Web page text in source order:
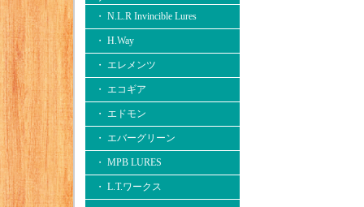
・ N.L.R Invincible Lures
・ H.Way
・ エレメンツ
・ エコギア
・ エドモン
・ エバーグリーン
・ MPB LURES
・ L.T.ワークス